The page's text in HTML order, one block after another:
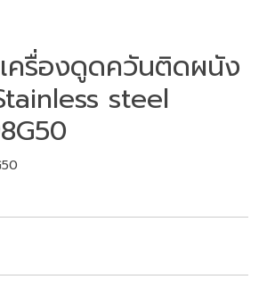
เครื่องดูดควันติดผนัง
steel